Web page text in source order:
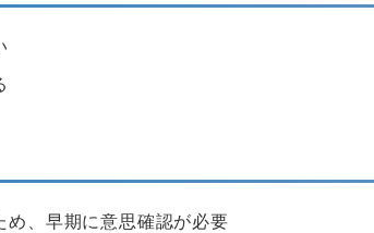
、早期に意思確認が必要